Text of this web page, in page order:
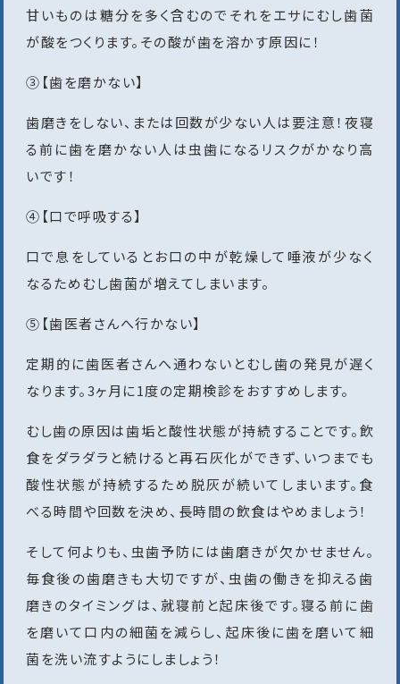
甘いものは糖分を多く含むのでそれをエサにむし歯菌
が酸をつくります。その酸が歯を溶かす原因に！
③【歯を磨かない】
歯磨きをしない、または回数が少ない人は要注意！夜寝
る前に歯を磨かない人は虫歯になるリスクがかなり高
いです！
④【口で呼吸する】
口で息をしているとお口の中が乾燥して唾液が少なく
なるためむし歯菌が増えてしまいます。
⑤【歯医者さんへ行かない】
定期的に歯医者さんへ通わないとむし歯の発見が遅く
なります。3ヶ月に1度の定期検診をおすすめします。
むし歯の原因は歯垢と酸性状態が持続することです。飲
食をダラダラと続けると再石灰化ができず、いつまでも
酸性状態が持続するため脱灰が続いてしまいます。食
べる時間や回数を決め、長時間の飲食はやめましょう！
そして何よりも、虫歯予防には歯磨きが欠かせません。
毎食後の歯磨きも大切ですが、虫歯の働きを抑える歯
磨きのタイミングは、就寝前と起床後です。寝る前に歯
を磨いて口内の細菌を減らし、起床後に歯を磨いて細
菌を洗い流すようにしましょう！